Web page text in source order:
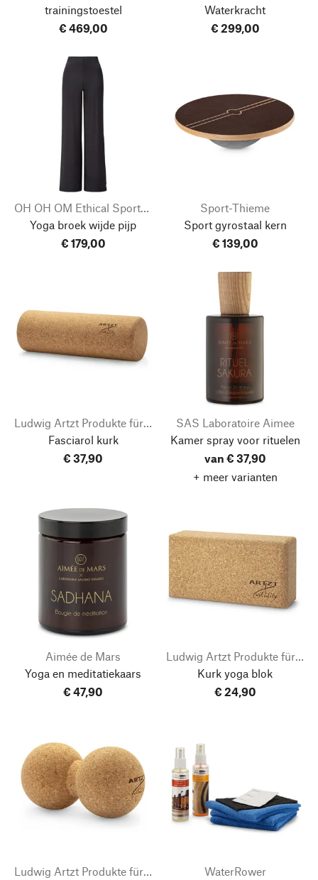
trainingstoestel
€ 469,00
Waterkracht
€ 299,00
Yoga broek wijde pijp
€ 179,00
Sport-Thieme
Sport gyrostaal kern
€ 139,00
Fasciarol kurk
€ 37,90
SAS Laboratoire Aimee
Kamer spray voor rituelen
van € 37,90
+ meer varianten
Aimée de Mars
Yoga en meditatiekaars
€ 47,90
Kurk yoga blok
€ 24,90
WaterRower